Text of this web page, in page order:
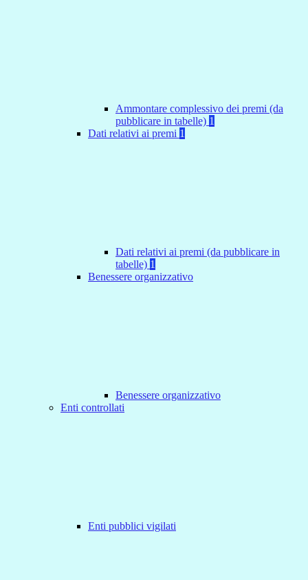
Ammontare complessivo dei premi (da
pubblicare in tabelle) 1
Dati relativi ai premi 1
Dati relativi ai premi (da pubblicare in
tabelle) 1
Benessere organizzativo
Benessere organizzativo
Enti controllati
Enti pubblici vigilati